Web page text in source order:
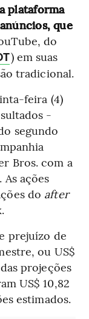
plataforma
que
do
) em suas
tradicional.
feira (4)
-
segundo
Bros. com a
ações
do after
prejuízo de
ou US$
projeções
US$ 10,82
estimados.